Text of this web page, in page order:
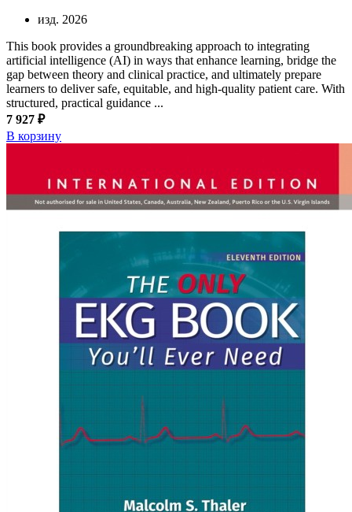
изд. 2026
This book provides a groundbreaking approach to integrating
artificial intelligence (AI) in ways that enhance learning, bridge the
gap between theory and clinical practice, and ultimately prepare
learners to deliver safe, equitable, and high-quality patient care. With
structured, practical guidance ...
7 927 ₽
В корзину